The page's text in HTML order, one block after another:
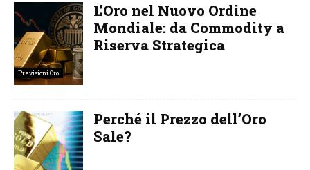
Previsioni Oro
L’Oro nel Nuovo Ordine
Mondiale: da Commodity a
Riserva Strategica
Perché il Prezzo dell’Oro
Sale?